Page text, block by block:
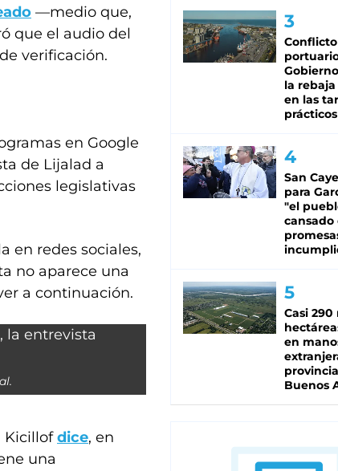
—medio que,
que el audio del
verificación.
en Google
de Lijalad a
legislativas
en redes sociales,
no aparece una
a continuación.
Kicillofdice, en
una
Conflicto
la rebaja
en las
prácticos
San
para
"el
cansado
Casi 290
en
Buenos